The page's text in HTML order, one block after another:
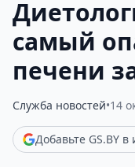
самый
печени
Служба новостей•14
Добавьте GS.BY